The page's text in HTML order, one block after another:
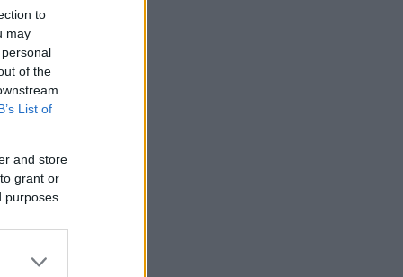
to
may
of the
List of
and store
grant or
purposes